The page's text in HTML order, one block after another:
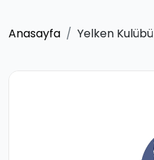
Anasayfa Yelken Kulübü